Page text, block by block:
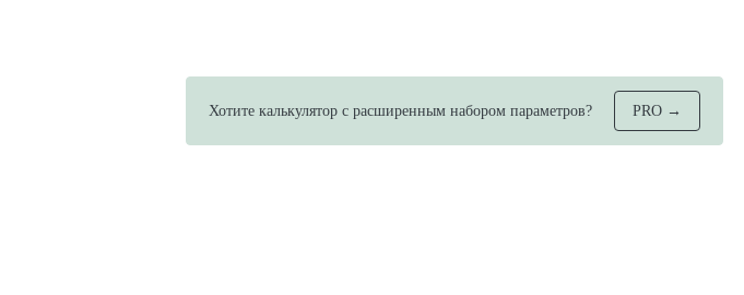
Хотите калькулятор с расширенным набором параметров? PRO →